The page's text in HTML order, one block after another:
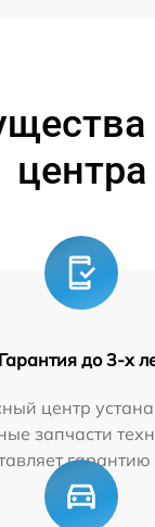
центра
Гарантия до 3-х
центр
запчасти
гарантию